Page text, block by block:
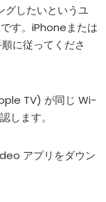
グしたいというユ
す。iPhoneまたは
に従ってくださ
TV) が同じ Wi-
します。
アプリをダウン